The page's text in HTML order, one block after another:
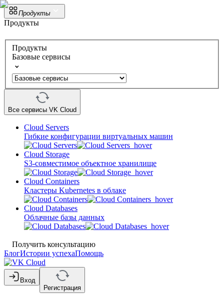
Продукты
Продукты
Продукты
Базовые сервисы
Все сервисы VK Cloud
Cloud Servers
Гибкие конфигурации виртуальных машин
Cloud Storage
S3-совместимое объектное хранилище
Cloud Containers
Кластеры Kubernetes в облаке
Cloud Databases
Облачные базы данных
Получить консультацию
БлогИстории успехаПомощь
Вход
Регистрация